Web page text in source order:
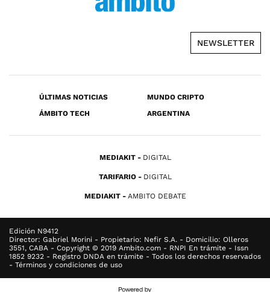
NEWSLETTER
ÚLTIMAS NOTICIAS
MUNDO CRIPTO
ÁMBITO TECH
ARGENTINA
MEDIAKIT DIGITAL
TARIFARIO DIGITAL
MEDIAKIT AMBITO DEBATE
Edición N9412
Director: Gabriel Morini - Propietario: Nefir S.A. - Domicilio: Olleros
3551, CABA - Copyright © 2019 Ambito.com - RNPI En trámite - Issn
1852 9232 - Registro DNDA en trámite - Todos los derechos reservados
- Términos y condiciones de uso